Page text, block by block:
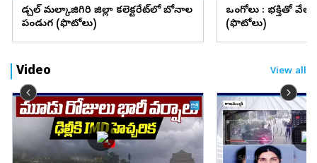
మేడ్చల్ మల్కాజిగిరి జిల్లా కలెక్టరేట్‌లో బోనాల
పండుగ (ఫొటోలు)
ఒంగోలు : భక్తితో
(ఫొటోలు)
Video View all